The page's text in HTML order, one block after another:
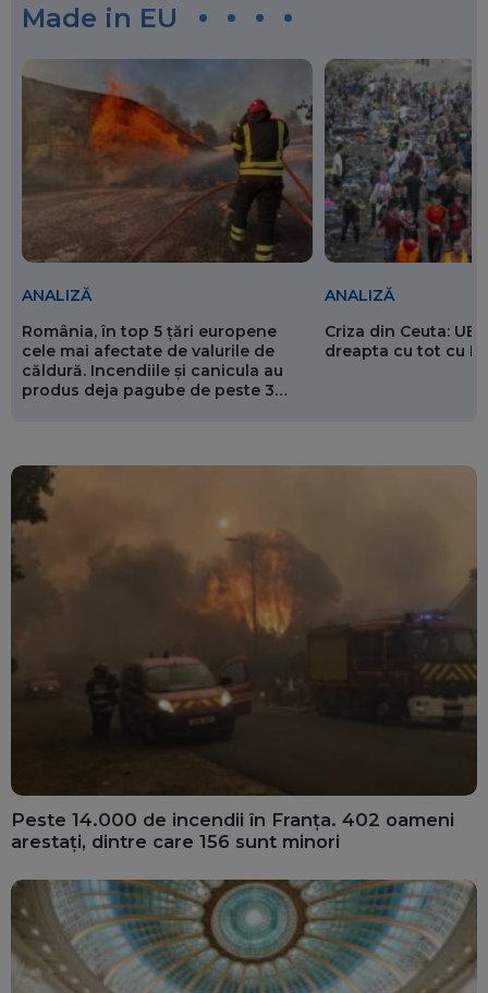
Made in EU
ANALIZĂ
România, în top 5 țări europene
cele mai afectate de valurile de
căldură. Incendiile și canicula au
produs deja pagube de peste 3
ANALIZĂ
Criza din Ceuta: UE
dreapta cu tot cu
Peste 14.000 de incendii în Franța. 402 oameni
arestați, dintre care 156 sunt minori